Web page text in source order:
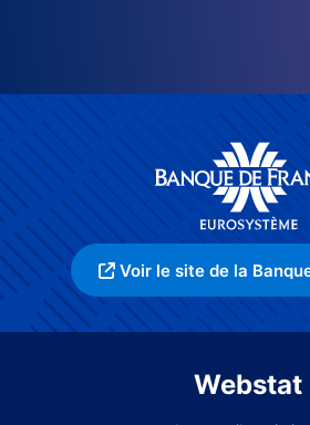
Voir le site de la
Webstat